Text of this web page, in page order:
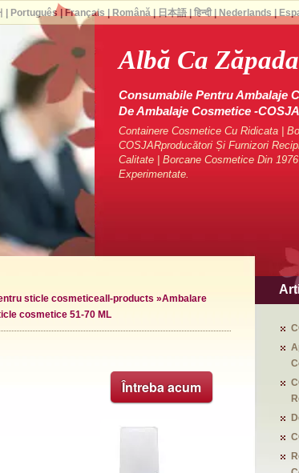
Albă Ca Zăpada
Consumabile Pentru Ambalaje
De Ambalaje Cosmetice -
Containere Cosmetice Cu Ridicata |
COSJARproducători Și Furnizori
Calitate | Borcane Cosmetice Din
Experimentate.
sticle cosmeticeall-products »Ambalare
cosmetice 51-70 ML
Întreba acum
Português Français Română| 日本語| हिन्दी| Nederlands